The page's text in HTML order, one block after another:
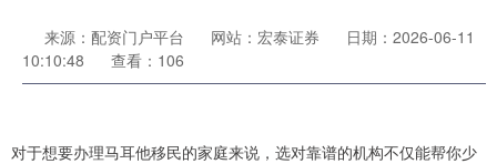
来源：配资门户平台 网站：宏泰证券
日期：2026-06-11
10:10:48
查看：106
对于想要办理马耳他移民的家庭来说，选对靠谱的机构不仅能帮你少